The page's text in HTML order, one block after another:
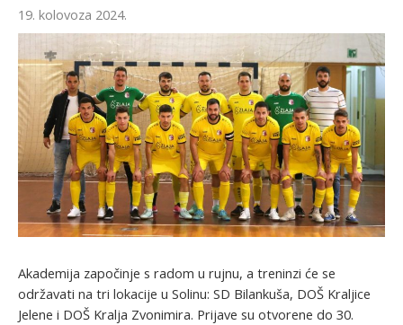
19. kolovoza 2024.
Akademija započinje s radom u rujnu, a treninzi će se
održavati na tri lokacije u Solinu: SD Bilankuša, DOŠ Kraljice
Jelene i DOŠ Kralja Zvonimira. Prijave su otvorene do 30.